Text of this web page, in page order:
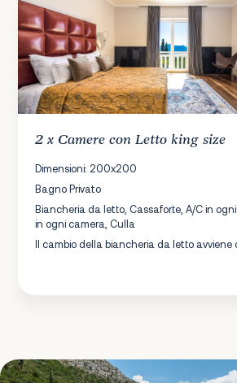
2 x Camere con Letto king size
Dimensioni: 200x200
Bagno Privato
Biancheria da letto, Cassaforte, A/C in
in ogni camera, Culla
Il cambio della biancheria da letto avviene